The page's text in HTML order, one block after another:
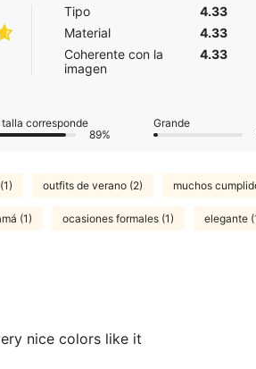
Tipo
4.33
Material
4.33
Coherente con la
imagen
4.33
talla corresponde
89%
Grande
outfits de verano (2) muchos
(1) ocasiones formales (1) elegante
nice colors like it